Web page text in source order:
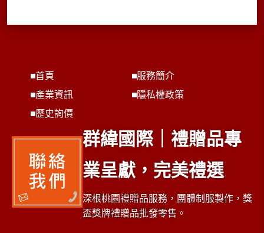
首頁
服務簡介
產業資訊
隱私權政策
歷史詢價
群緯國際｜禮贈品專
業呈獻，完美禮選
深根桃園禮贈品服務，團體制服製作，獎
盃獎牌禮贈品批發零售。